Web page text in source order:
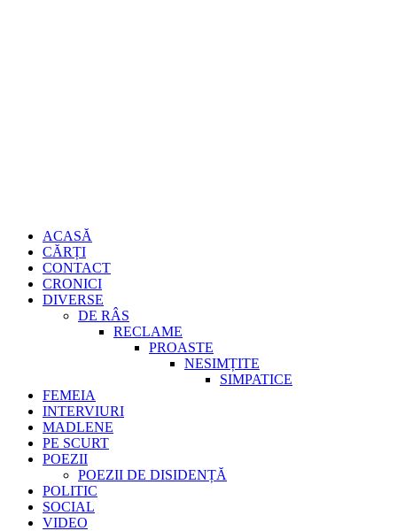
Primary
Menu
ACASĂ
CĂRȚI
CONTACT
CRONICI
DIVERSE
DE RÂS
RECLAME
PROASTE
NESIMȚITE
SIMPATICE
FEMEIA
INTERVIURI
MADLENE
PE SCURT
POEZII
POEZII DE DISIDENȚĂ
POLITIC
SOCIAL
VIDEO